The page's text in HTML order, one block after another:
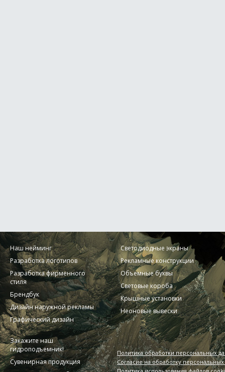
Наш нейминг
Разработка логотипов
Разработка фирменного
стиля
Брендбук
Дизайн наружной рекламы
Графический дизайн
Светодиодные экраны
Рекламные конструкции
Объемные буквы
Световые короба
Крышные установки
Неоновые вывески
Закажите наш
гидроподъемник!
Сувенирная продукция
Политика обработки персональных
Согласие на обработку